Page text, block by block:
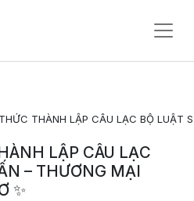
THÀNH LẬP CÂU LẠC BỘ LUẬT
LẬP CÂU LẠC
– THƯƠNG MẠI
✨